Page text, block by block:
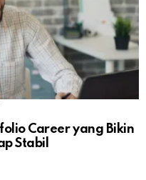
Career yang Bikin
Stabil